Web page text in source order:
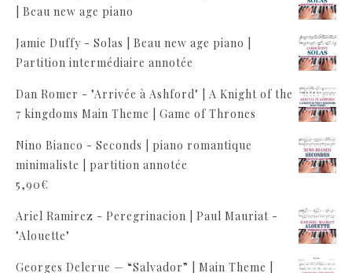
| Beau new age piano
Jamie Duffy - Solas | Beau new age piano |
Partition intermédiaire annotée
Dan Romer - "Arrivée à Ashford" | A Knight of the
7 kingdoms Main Theme | Game of Thrones
Nino Bianco - Seconds | piano romantique
minimaliste | partition annotée
5,90€
Ariel Ramirez - Peregrinacion | Paul Mauriat -
"Alouette"
Georges Delerue — “Salvador” | Main Theme |